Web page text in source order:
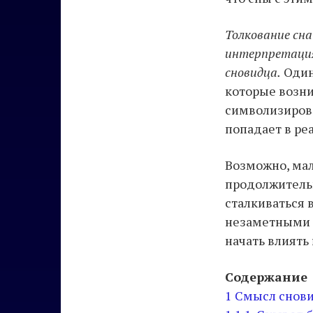
Толкование
сновидца.
которые
попадает в
Возможно,
незаметными
начать
Содержание
1 Смысл